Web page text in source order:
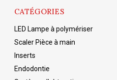
CATÉGORIES
LED Lampe à polymériser
Scaler Pièce à main
Inserts
Endodontie